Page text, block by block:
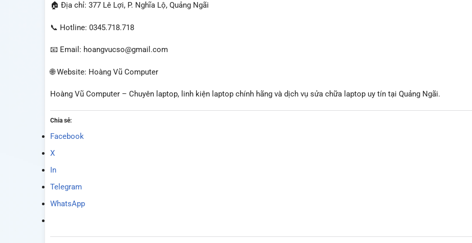
🏠 Địa chỉ: 377 Lê Lợi, P. Nghĩa Lộ, Quảng Ngãi
📞 Hotline: 0345.718.718
📧 Email: hoangvucso@gmail.com
🌐 Website: Hoàng Vũ Computer
Hoàng Vũ Computer – Chuyên laptop, linh kiện laptop chính hãng và dịch vụ sửa chữa laptop uy tín tại Quảng Ngãi.
Chia sẻ:
Facebook
X
In
Telegram
WhatsApp